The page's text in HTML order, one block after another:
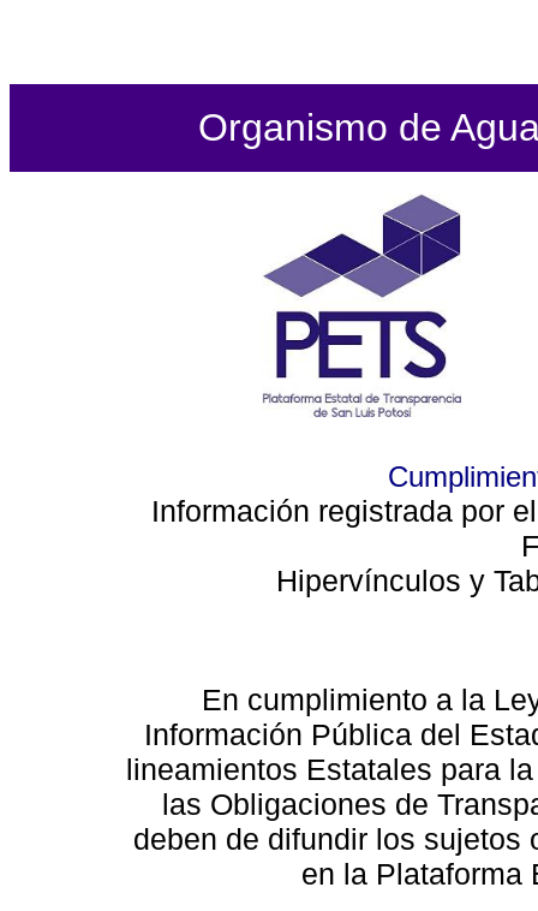
Organismo de
Información registrada por
Hipervínculos y
En cumplimiento a la
Información Pública del
lineamientos Estatales para
las Obligaciones de
deben de difundir los sujetos
en la Plataforma